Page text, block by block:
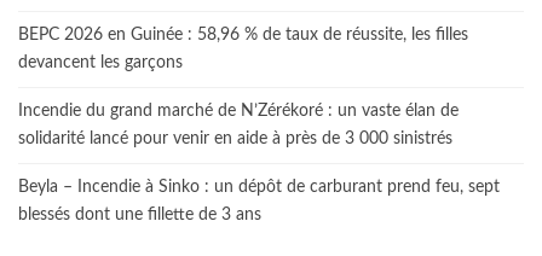
BEPC 2026 en Guinée : 58,96 % de taux de réussite, les filles
devancent les garçons
Incendie du grand marché de N’Zérékoré : un vaste élan de
solidarité lancé pour venir en aide à près de 3 000 sinistrés
Beyla – Incendie à Sinko : un dépôt de carburant prend feu, sept
blessés dont une fillette de 3 ans